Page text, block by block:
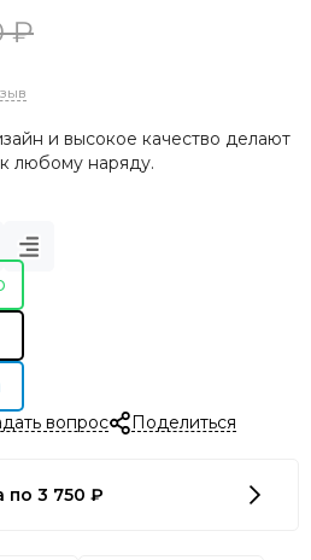
₽
и высокое качество делают
любому наряду.
вопрос Поделиться
по 3 750 ₽